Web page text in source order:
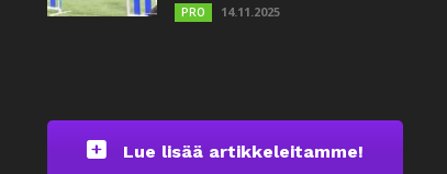
PRO 14.11.2025
Lue lisää artikkeleitamme!